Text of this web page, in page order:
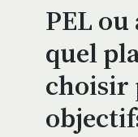
Finance
Immobilier
Maison
Déco
PEL
quel
choisir